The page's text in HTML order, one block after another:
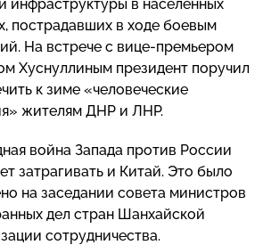
инфраструктуры в населенных
пострадавших в ходе боевым
На встрече с вице-премьером
Хуснуллиным президент поручил
к зиме «человеческие
жителям ДНР и ЛНР.
война Запада против России
затрагивать и Китай. Это было
на заседании совета министров
дел стран Шанхайской
сотрудничества.